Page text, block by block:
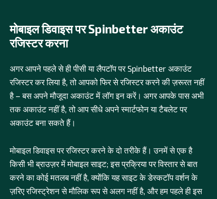
मोबाइल डिवाइस पर Spinbetter अकाउंट
रजिस्टर करना
अगर आपने पहले से ही पीसी या लैपटॉप पर Spinbetter अकाउंट
रजिस्टर कर लिया है, तो आपको फिर से रजिस्टर करने की ज़रूरत नहीं
है – बस अपने मौजूदा अकाउंट में लॉग इन करें। अगर आपके पास अभी
तक अकाउंट नहीं है, तो आप सीधे अपने स्मार्टफोन या टैबलेट पर
अकाउंट बना सकते हैं।
मोबाइल डिवाइस पर रजिस्टर करने के दो तरीके हैं। उनमें से एक है
किसी भी ब्राउज़र में मोबाइल साइट; इस प्रक्रिया पर विस्तार से बात
करने का कोई मतलब नहीं है, क्योंकि यह साइट के डेस्कटॉप वर्शन के
ज़रिए रजिस्ट्रेशन से मौलिक रूप से अलग नहीं है, और हम पहले ही इस